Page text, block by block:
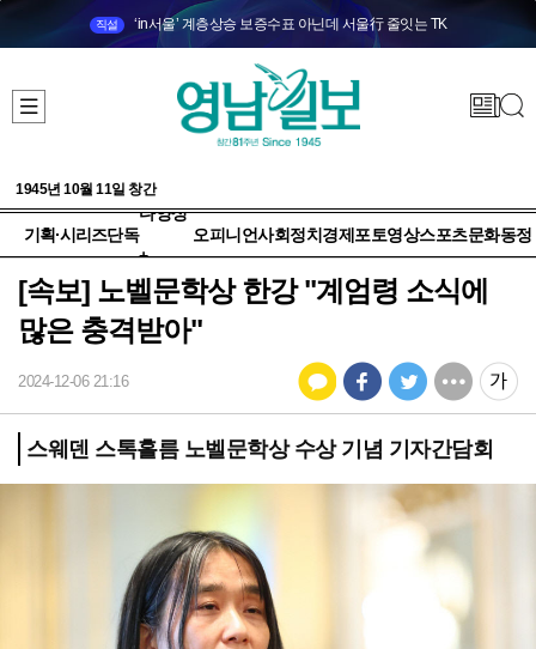
직설 ‘in서울’ 계층상승 보증수표 아닌데 서울行 줄잇는 TK
1945년 10월 11일 창간
기획·시리즈단독
다양성
+
오피니언사회정치 경제 포토영상스포츠문화동정
[속보] 노벨문학상 한강 "계엄령 소식에
많은 충격받아"
2024-12-06 21:16
스웨덴 스톡홀름 노벨문학상 수상 기념 기자간담회